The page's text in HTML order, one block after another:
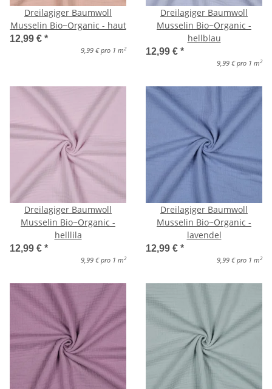
Dreilagiger Baumwoll
Musselin Bio~Organic - haut
12,99 € *
9,99 € pro 1 m 2
Dreilagiger Baumwoll
Musselin Bio~Organic -
hellblau
12,99 € *
9,99 € pro 1 m 2
Dreilagiger Baumwoll
Musselin Bio~Organic -
helllila
12,99 € *
9,99 € pro 1 m 2
Dreilagiger Baumwoll
Musselin Bio~Organic -
lavendel
12,99 € *
9,99 € pro 1 m 2